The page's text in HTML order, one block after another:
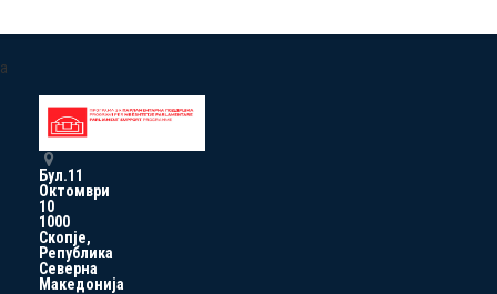
a
Бул.11
Октомври
10
1000
Скопје,
Република
Северна
Македонија